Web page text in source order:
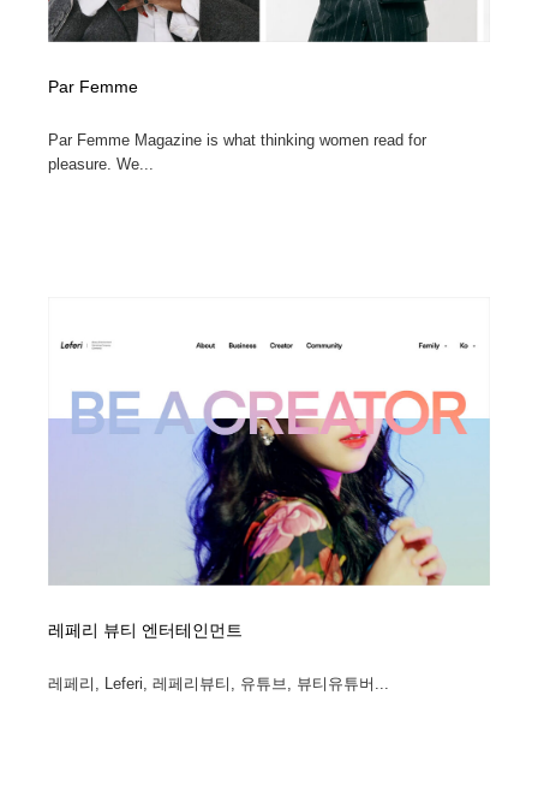
Par Femme
Par Femme Magazine is what thinking women read for
pleasure. We...
레페리 뷰티 엔터테인먼트
레페리, Leferi, 레페리뷰티, 유튜브, 뷰티유튜버...